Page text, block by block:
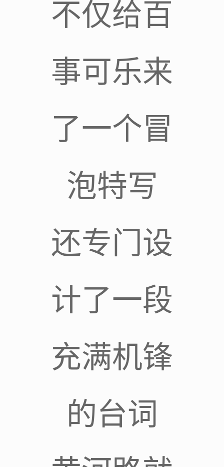
不仅给百
事可乐来
了一个冒
泡特写
还专门设
计了一段
充满机锋
的台词